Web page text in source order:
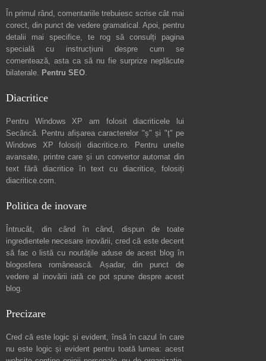
În primul rând, comentariile trebuiesc scrise cât mai
corect, din punct de vedere gramatical. Apoi, pentru
detalii mai specifice, te rog să consulți pagina
specială cu instrucțiuni despre cum se
comentează , asta ca să nu fie surprize neplăcute
bilaterale. Pentru SEO
Diacritice
Pentru Windows XP am folosit diacriticele lui
Secărică . Pentru afișarea caracterelor "ș" și "ț" pe
Windows XP folosiți diacritice.ro. Pentru unelte
avansate, printre care și un convertor automat din
text fără diacritice în text cu diacritice, folosiți
diacritice.com
Politica de inovare
Întrucât, din când în când, dispun de toate
ingredientele necesare inovării, cred că este decent
să fac o listă cu noutățile aduse de acest blog în
blogosfera românească. Așadar, din punct de
vedere al inovării iată ce pot spune despre acest
blog
Precizare
Cred că este logic și evident, însă în cazul în care
nu este logic și evident pentru toată lumea: acest